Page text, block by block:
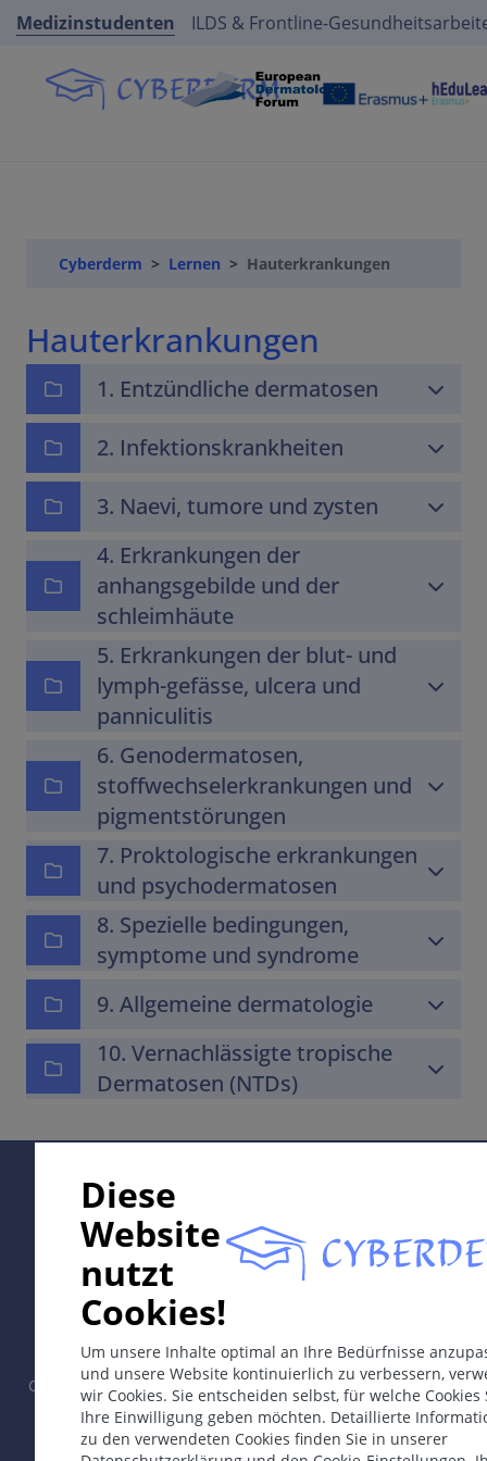
Medizinstudenten ILDS & Frontline-
Cyberderm Lernen Hauterkrankungen
Hauterkrankungen
1. Entzündliche dermatosen
2. Infektionskrankheiten
3. Naevi, tumore und zysten
4. Erkrankungen der
anhangsgebilde und der
schleimhäute
5. Erkrankungen der blut- und
lymph-gefässe, ulcera und
panniculitis
6. Genodermatosen,
stoffwechselerkrankungen und
pigmentstörungen
7. Proktologische erkrankungen
und psychodermatosen
8. Spezielle bedingungen,
symptome und syndrome
9. Allgemeine dermatologie
10. Vernachlässigte tropische
Dermatosen (NTDs)
Diese
Website
nutzt
Cookies!
Um unsere Inhalte optimal an Ihre Bedürfnisse
und unsere Website kontinuierlich zu verbessern,
wir Cookies. Sie entscheiden selbst, für welche Cookies
Ihre Einwilligung geben möchten. Detaillierte
zu den verwendeten Cookies finden Sie in unserer
In collaboration with Erasmus+ hEduLearnIt editorial
group
Copyright © 2003-2026 by CYBERDERM Redaktionsgruppe -
Gründungsredakteur Guenter Burg, M.D. - Konzept und
Koordination durch Vahid Djamei, Zürich.
All rights reserved.